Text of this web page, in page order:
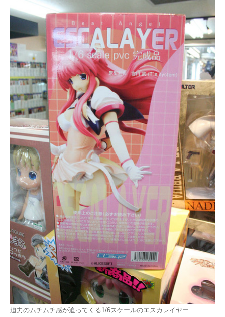
迫力のムチムチ感が迫ってくる1/6スケールのエスカレイヤー